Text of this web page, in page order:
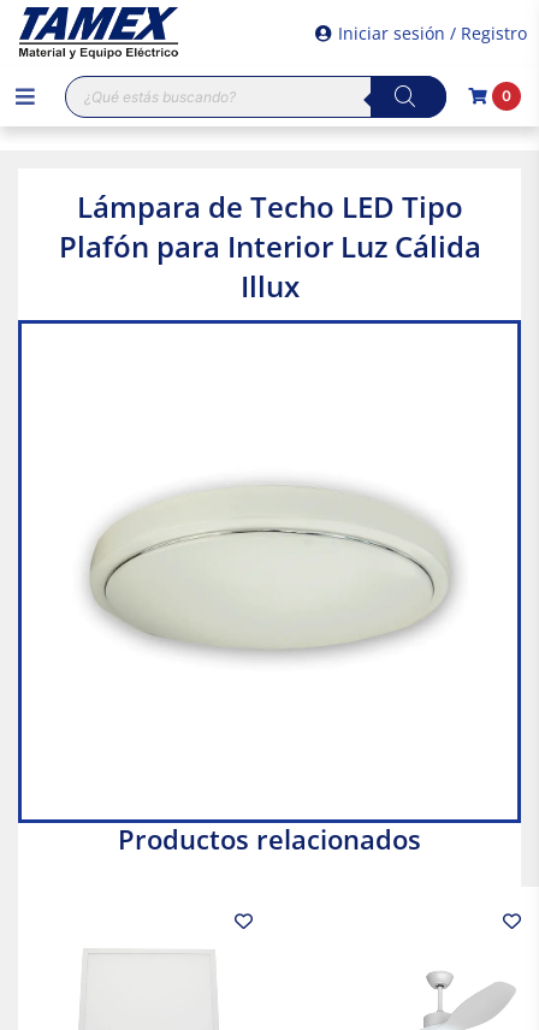
Iniciar sesión / Registro
Búsqueda
de
productos
0
Lámpara de Techo LED Tipo
Plafón para Interior Luz Cálida
Illux
Productos relacionados